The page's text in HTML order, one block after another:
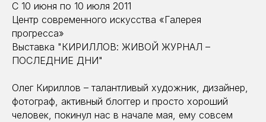
С 10 июня по 10 июля 2011
Центр современного искусства «Галерея
прогресса»
Выставка "КИРИЛЛОВ: ЖИВОЙ ЖУРНАЛ –
ПОСЛЕДНИЕ ДНИ"
Олег Кириллов – талантливый художник, дизайнер,
фотограф, активный блоггер и просто хороший
человек, покинул нас в начале мая, ему совсем